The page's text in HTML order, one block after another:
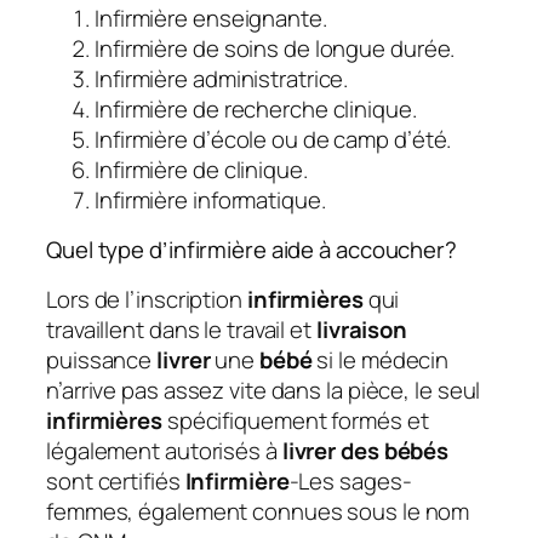
Infirmière enseignante.
Infirmière de soins de longue durée.
Infirmière administratrice.
Infirmière de recherche clinique.
Infirmière d’école ou de camp d’été.
Infirmière de clinique.
Infirmière informatique.
Quel type d’infirmière aide à accoucher?
Lors de l’inscription infirmièresqui
travaillent dans le travail etlivraison
puissance livrerune bébési le médecin
n’arrive pas assez vite dans la pièce, le seul
infirmièresspécifiquement formés et
légalement autorisés à livrer des bébés
sont certifiés Infirmière-Les sages-
femmes, également connues sous le nom